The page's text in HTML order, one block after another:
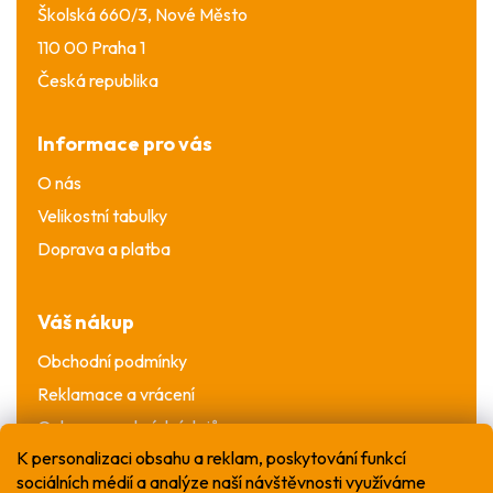
K personalizaci obsahu a reklam, poskytování funkcí
sociálních médií a analýze naší návštěvnosti využíváme
Školská 660/3, Nové Město
110 00 Praha 1
Česká republika
Informace pro vás
O nás
Velikostní tabulky
Doprava a platba
Váš nákup
Obchodní podmínky
Reklamace a vrácení
Ochrana osobních údajů